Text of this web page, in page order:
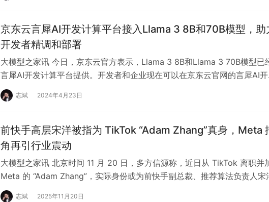
京东云言犀AI开发计算平台接入Llama 3 8B和70B模型，助
开发者精调和部署
大模型之家讯 今日，京东云官方表示，Llama 3 8B和Llama 3 70B模型已
言犀AI开发计算平台提供。开发者和企业现在可以在京东云官网的言犀AI
计算平台的“AI资…
志斌 2024年4月23日
前快手高层宋洋被指为 TikTok “Adam Zhang”真身，Meta
角再引行业震动
大模型之家讯 北京时间 11 月 20 日，多方信源称，近日从 TikTok 离职并
Meta 的 “Adam Zhang”，实际身份或为前快手副总裁、推荐算法负责人宋
相关…
志斌 2025年11月20日